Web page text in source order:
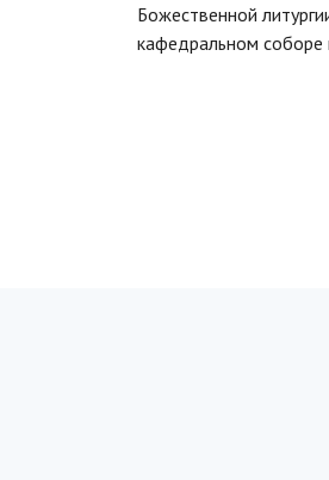
Божественной
кафедральном соборе